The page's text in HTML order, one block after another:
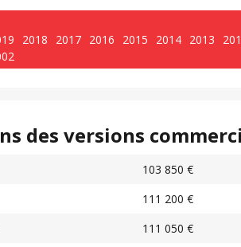
2018 2017 2016 2015 2014 2013
des versions
103 850 €
111 200 €
111 050 €